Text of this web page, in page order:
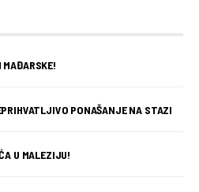
PONAŠANJE NA STAZI
U MALEZIJU!